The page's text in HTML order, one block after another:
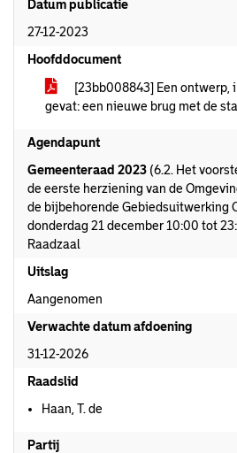
Datum publicatie
27-12-2023
Hoofddocument
[23bb008843] Een ontwerp,
gevat: een nieuwe brug met de
Agendapunt
Gemeenteraad 2023 (6.2. Het
de eerste herziening van de
de bijbehorende Gebiedsuitwerking
donderdag 21 december 10:00 tot
Raadzaal
Uitslag
Aangenomen
Verwachte datum afdoening
31-12-2026
Raadslid
Haan, T. de
Partij